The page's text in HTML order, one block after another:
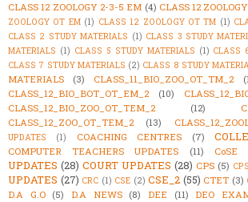
CLASS 12 ZOOLOGY 2-3-5 EM (4) CLASS 12
ZOOLOGY OT EM (1) CLASS 12 ZOOLOGY OT TM (1)
CLASS 2 STUDY MATERIALS (1) CLASS 3 STUDY
MATERIALS (1) CLASS 5 STUDY MATERIALS (1) CLASS
CLASS 7 STUDY MATERIALS (2) CLASS 8 STUDY
MATERIALS
(3) CLASS_11_BIO_ZOO_OT_TM_2
CLASS_12_BIO_BOT_OT_EM_2
(10)
CLASS_12_BIO_ZOO_OT_TEM_2
(12)
CLASS_12_ZOO_OT_TEM_2
(13)
UPDATES
(1) COACHING CENTRES (7)
COMPUTER TEACHERS UPDATES (11) CoSE
UPDATES (28) COURT UPDATES (28) CPS (5)
UPDATES (27) CRC (1) CSE (2) CSE_2 (55) CTET (3)
D.A G.O (5) D.A NEWS (8) DEE (11) DEO